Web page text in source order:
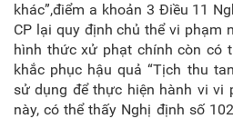
khác”,điểm a khoản 3 Điều 11
CP lại quy định chủ thể vi phạm
hình thức xử phạt chính còn có
khắc phục hậu quả “Tịch thu
sử dụng để thực hiện hành vi vi
này, có thể thấy Nghị định số